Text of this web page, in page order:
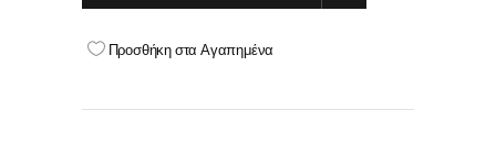
5.26
ΚΑΣΤΑΝΟ
Προσθήκη στα Αγαπημένα